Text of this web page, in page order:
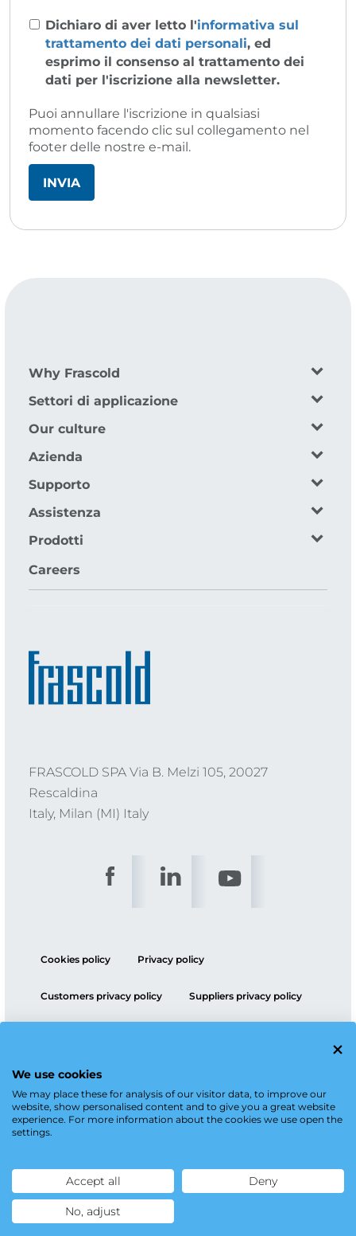
We use cookies
We may place these for analysis of our visitor data, to improve our
website, show personalised content and to give you a great website
experience. For more information about the cookies we use open the
settings.
Accept all Deny
No, adjust
Dichiaro di aver letto l'informativa sul
trattamento dei dati personali, ed
esprimo il consenso al trattamento dei
dati per l'iscrizione alla newsletter.
Puoi annullare l'iscrizione in qualsiasi
momento facendo clic sul collegamento nel
footer delle nostre e-mail.
Why Frascold
Settori di applicazione
Our culture
Azienda
Supporto
Assistenza
Prodotti
Careers
FRASCOLD SPA Via B. Melzi 105, 20027
Rescaldina
Italy, Milan (MI) Italy
Cookies policy Privacy policy
Customers privacy policy Suppliers privacy policy